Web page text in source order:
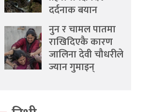
दर्दनाक बयान
नुन र चामल पातमा
राखिदिएकै कारण
जालिना देवी चौधरीले
ज्यान गुमाइन्